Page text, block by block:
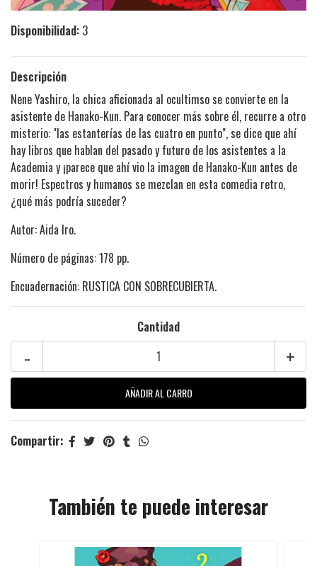
Disponibilidad: 3
Descripción
Nene Yashiro, la chica aficionada al ocultimso se convierte en la
asistente de Hanako-Kun. Para conocer más sobre él, recurre a otro
misterio: "las estanterías de las cuatro en punto", se dice que ahí
hay libros que hablan del pasado y futuro de los asistentes a la
Academia y ¡parece que ahí vio la imagen de Hanako-Kun antes de
morir! Espectros y humanos se mezclan en esta comedia retro,
¿qué más podría suceder?
Autor: Aida Iro.
Número de páginas: 178 pp.
Encuadernación: RUSTICA CON SOBRECUBIERTA.
Cantidad
+
-
Compartir:
También te puede interesar